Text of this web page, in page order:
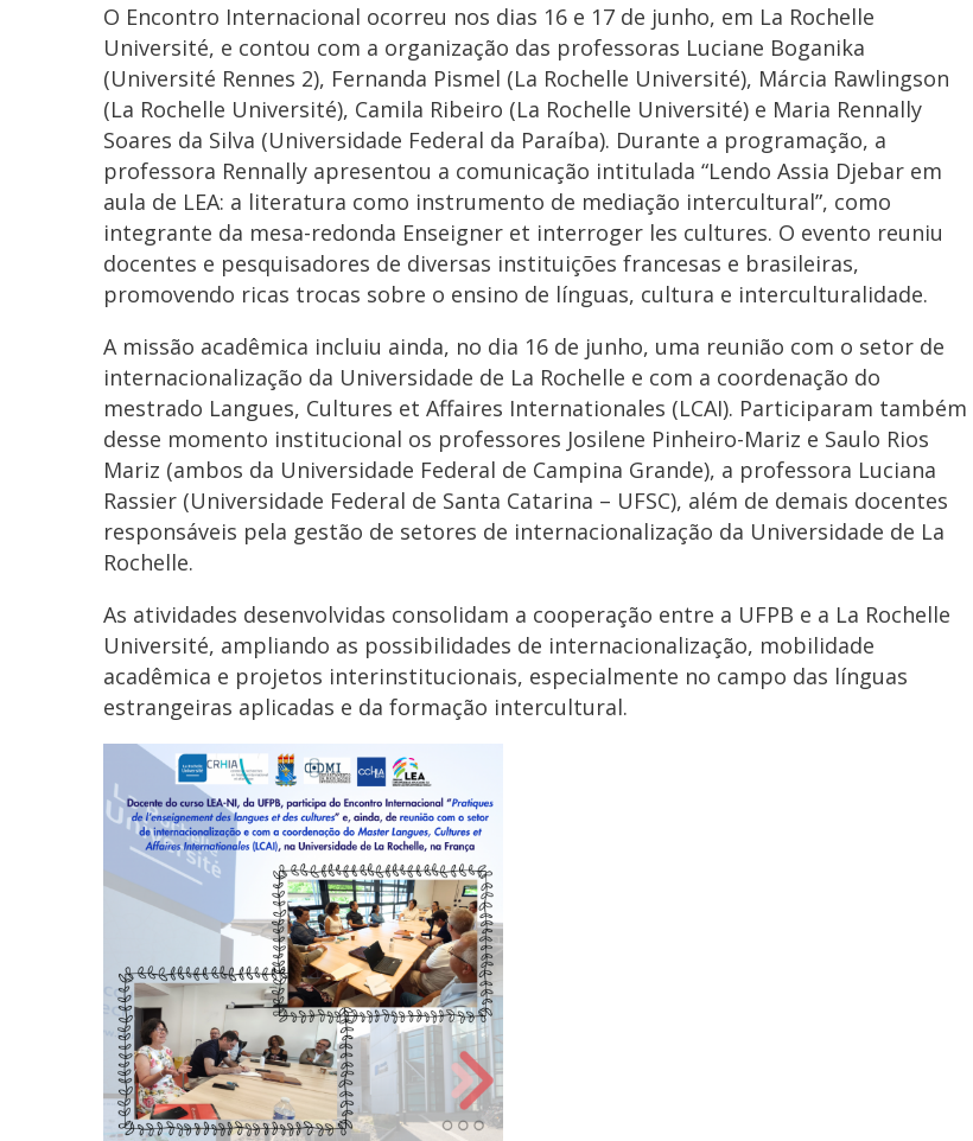
O Encontro Internacional ocorreu nos dias 16 e 17 de junho, em La Rochelle
Université, e contou com a organização das professoras Luciane Boganika
(Université Rennes 2), Fernanda Pismel (La Rochelle Université), Márcia Rawlingson
(La Rochelle Université), Camila Ribeiro (La Rochelle Université) e Maria Rennally
Soares da Silva (Universidade Federal da Paraíba). Durante a programação, a
professora Rennally apresentou a comunicação intitulada “Lendo Assia Djebar em
aula de LEA: a literatura como instrumento de mediação intercultural”, como
integrante da mesa-redonda Enseigner et interroger les cultures. O evento reuniu
docentes e pesquisadores de diversas instituições francesas e brasileiras,
promovendo ricas trocas sobre o ensino de línguas, cultura e interculturalidade.
A missão acadêmica incluiu ainda, no dia 16 de junho, uma reunião com o setor de
internacionalização da Universidade de La Rochelle e com a coordenação do
mestrado Langues, Cultures et Affaires Internationales (LCAI). Participaram também
desse momento institucional os professores Josilene Pinheiro-Mariz e Saulo Rios
Mariz (ambos da Universidade Federal de Campina Grande), a professora Luciana
Rassier (Universidade Federal de Santa Catarina – UFSC), além de demais docentes
responsáveis pela gestão de setores de internacionalização da Universidade de La
Rochelle.
As atividades desenvolvidas consolidam a cooperação entre a UFPB e a La Rochelle
Université, ampliando as possibilidades de internacionalização, mobilidade
acadêmica e projetos interinstitucionais, especialmente no campo das línguas
estrangeiras aplicadas e da formação intercultural.